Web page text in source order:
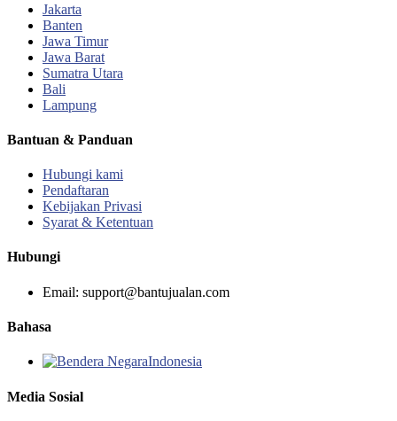
Jakarta
Banten
Jawa Timur
Jawa Barat
Sumatra Utara
Bali
Lampung
Bantuan & Panduan
Hubungi kami
Pendaftaran
Kebijakan Privasi
Syarat & Ketentuan
Hubungi
Email: support@bantujualan.com
Bahasa
Indonesia‎
Media Sosial